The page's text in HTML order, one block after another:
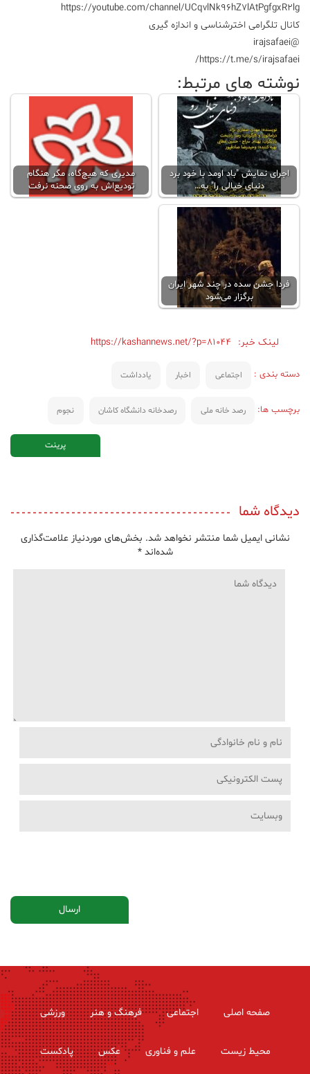
مجله
فرهنگی
و
هنری
https://youtube.com/channel/UCqvlNk96hZ7lAtPgfgxR2lg
کانال تلگرامی اخترشناسی و اندازه گیری
@irajsafaei
https://t.me/s/irajsafaei/
نوشته های مرتبط:
اجرای نمایش "باد اومد با خود برد
دنیای خیالی را" به…
مدیری که هیچ‌گاه، مگر هنگام
تودیع‌اش به روی صحنه نرفت
فردا جشن سده در چند شهر ایران
برگزار می‌شود
لینک خبر: https://kashannews.net/?p=81044
دسته بندی : اجتماعی اخبار یادداشت
برچسب ها: رصد خانه ملی رصدخانه دانشگاه کاشان نجوم
پرینت
دیدگاه شما
نشانی ایمیل شما منتشر نخواهد شد. بخش‌های موردنیاز علامت‌گذاری
شده‌اند*
صفحه اصلی اجتماعی فرهنگ و هنر ورزشی
محیط زیست علم و فناوری عکس پادکست